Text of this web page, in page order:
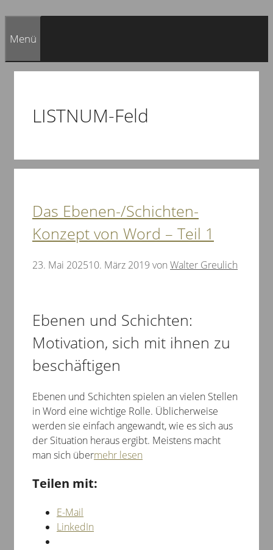
Menü
LISTNUM-Feld
Das Ebenen-/Schichten-
Konzept von Word – Teil 1
23. Mai 202510. März 2019 von Walter Greulich
Ebenen und Schichten:
Motivation, sich mit ihnen zu
beschäftigen
Ebenen und Schichten spielen an vielen Stellen
in Word eine wichtige Rolle. Üblicherweise
werden sie einfach angewandt, wie es sich aus
der Situation heraus ergibt. Meistens macht
man sich übermehr lesen
Teilen mit:
E-Mail
LinkedIn